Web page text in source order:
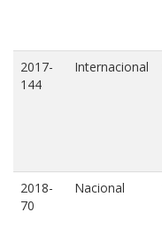
2017-
144
Internacional
2018-
70
Nacional